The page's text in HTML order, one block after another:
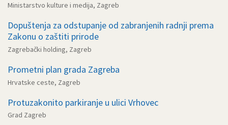
Ministarstvo kulture i medija, Zagreb
Dopuštenja za odstupanje od zabranjenih radnji prema
Zakonu o zaštiti prirode
Zagrebački holding, Zagreb
Prometni plan grada Zagreba
Hrvatske ceste, Zagreb
Protuzakonito parkiranje u ulici Vrhovec
Grad Zagreb